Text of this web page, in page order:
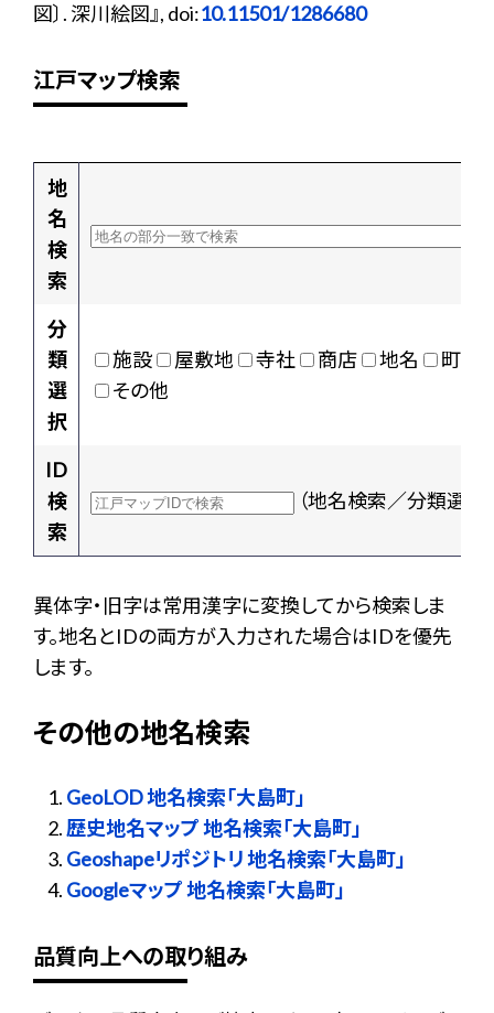
図〕. 深川絵図』, doi:10.11501/1286680
江戸マップ検索
地
名
検
索
分
類
選
択
施設 屋敷地 寺社 商店 地名
町村
その他
ID
検
索
（地名検索／分類選択
異体字・旧字は常用漢字に変換してから検索しま
す。地名とIDの両方が入力された場合はIDを優先
します。
その他の地名検索
GeoLOD 地名検索「大島町」
歴史地名マップ 地名検索「大島町」
Geoshapeリポジトリ 地名検索「大島町」
Googleマップ 地名検索「大島町」
品質向上への取り組み